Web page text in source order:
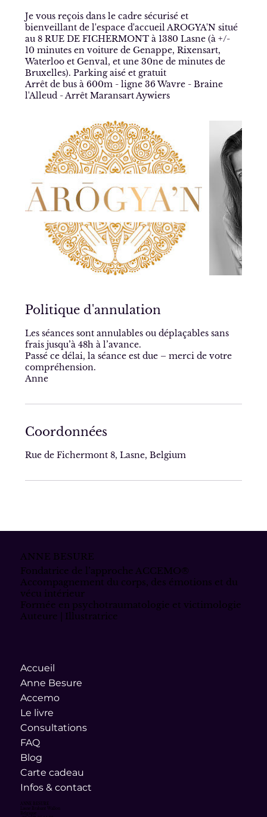
Je vous reçois dans le cadre sécurisé et
bienveillant de l'espace d'accueil AROGYA'N situé
au 8 RUE DE FICHERMONT à 1380 Lasne (à +/-
10 minutes en voiture de Genappe, Rixensart,
Waterloo et Genval, et une 30ne de minutes de
Bruxelles). Parking aisé et gratuit
Arrêt de bus à 600m - ligne 36 Wavre - Braine
l'Alleud - Arrêt Maransart Aywiers
Politique d'annulation
Les séances sont annulables ou déplaçables sans
frais jusqu’à 48h à l’avance.
Passé ce délai, la séance est due – merci de votre
compréhension.
Anne
Coordonnées
Rue de Fichermont 8, Lasne, Belgium
ANNE BESURE
Fondatrice de l’approche ACCEMO®
Accompagnement du corps, des émotions et du
vécu intérieur
Formée en psychotraumatologie et victimologie
Auteure | Illustratrice
Accueil
Anne Besure
Accemo
Le livre
Consultations
FAQ
Blog
Carte cadeau
Infos & contact
ANNE BESURE
Lasne Brabant Wallon